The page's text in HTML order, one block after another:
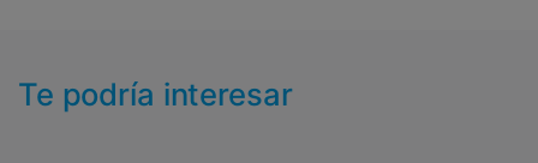
Te podría interesar